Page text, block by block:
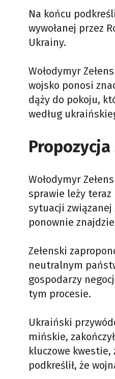
Na końcu
wywołanej przez
Ukrainy.
Wołodymyr
wojsko ponosi
dąży do pokoju,
według
Wołodymyr
sprawie leży teraz
sytuacji związanej
ponownie
Zełenski
neutralnym
gospodarzy
tym procesie.
Ukraiński
mińskie,
kluczowe
podkreślił, że